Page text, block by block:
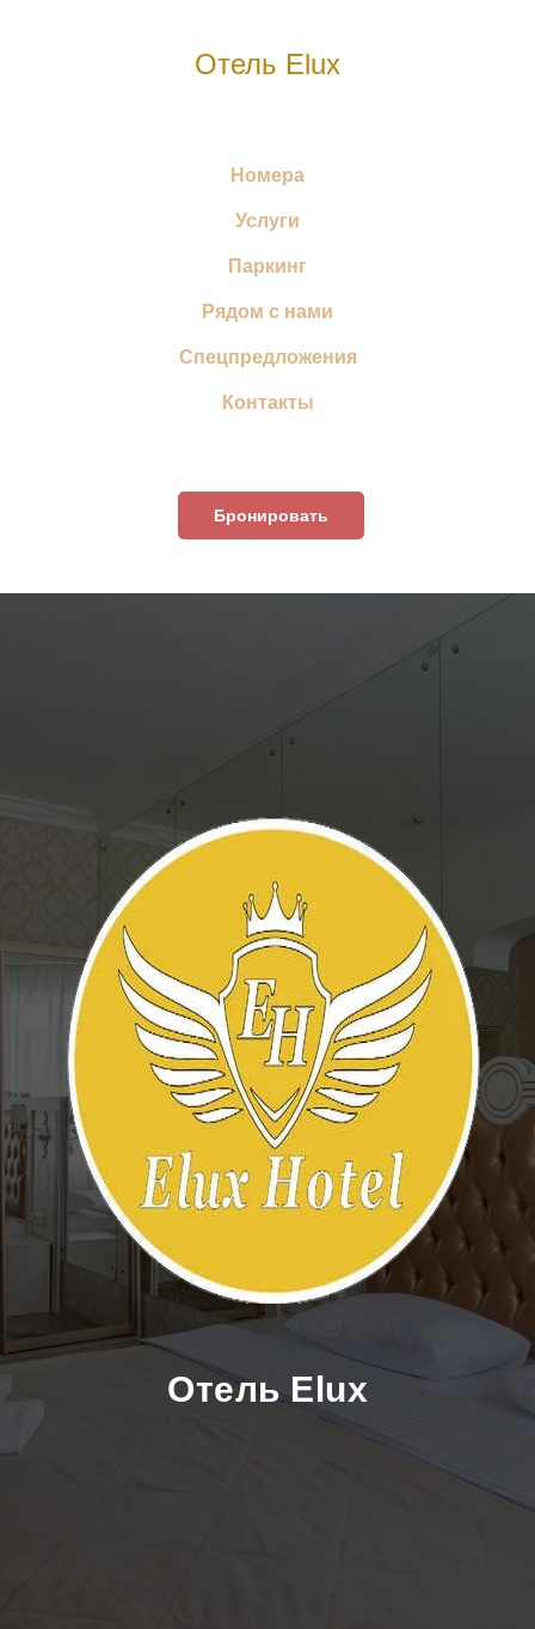
Отель Elux
Номера
Услуги
Паркинг
Рядом с нами
Спецпредложения
Контакты
Бронировать
Отель Elux